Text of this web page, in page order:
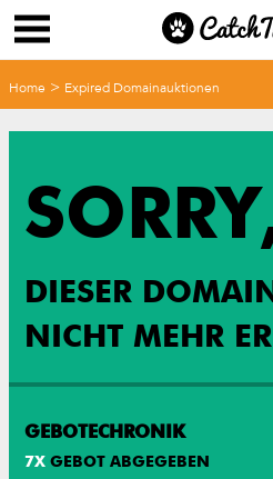
Home > Expired Domainauktionen
DIESER
NICHT MEHR
GEBOTECHRONIK
7X GEBOT ABGEGEBEN